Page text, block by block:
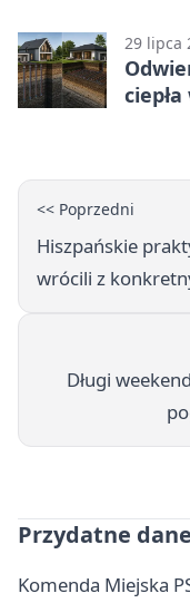
29 lipca
<< Poprzedni
Hiszpańskie
wrócili z
Długi
Przydatne
Komenda Miejska